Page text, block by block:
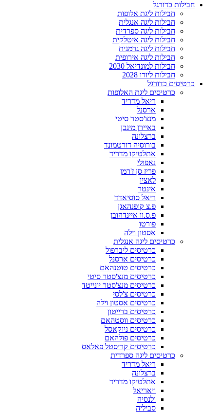
חבילות כדורגל
חבילות ליגת אלופות
חבילות ליגה אנגלית
חבילות ליגה ספרדית
חבילות ליגה איטלקית
חבילות ליגה גרמנית
חבילות ליגה אירופית
חבילות למונדיאל 2030
חבילות ליורו 2028
כרטיסים כדורגל
כרטיסים ליגת האלופות
ריאל מדריד
ארסנל
מנצ'סטר סיטי
באיירן מינכן
ברצלונה
בורוסיה דורטמונד
אתלטיקו מדריד
נאפולי
פריז סן ז'רמן
לאציו
אינטר
ריאל סוסיאדד
פ.צ קופנהאגן
פ.ס.וו איינדהובן
פורטו
אסטון וילה
כרטיסים ליגה אנגלית
כרטיסים ליברפול
כרטיסים ארסנל
כרטיסים טוטנהאם
כרטיסים מנצ'סטר סיטי
כרטיסים מנצ'סטר יונייטד
כרטיסים צ'לסי
כרטיסים אסטון וילה
כרטיסים ברייטון
כרטיסים ווסטהאם
כרטיסים ניוקאסל
כרטיסים פולהאם
כרטיסים קריסטל פאלאס
כרטיסים ליגה ספרדית
ריאל מדריד
ברצלונה
אתלטיקו מדריד
ויאריאל
ולנסיה
סביליה